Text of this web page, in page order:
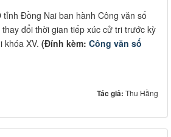
tỉnh Đồng Nai ban hành Công văn số
đổi thời gian tiếp xúc cử tri trước kỳ
khóa XV. (Đính kèm: Công văn số
Tác giả: Thu Hằng